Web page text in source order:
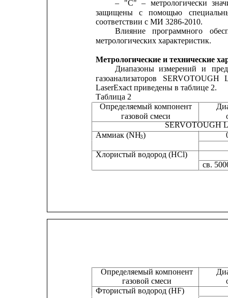
–
"С" – метрологически
защищены
с помощью
соответствии с МИ 3286-2010.
Влияние
программного
метрологических характеристик.
Метрологические и технические
Диапазоны измерений и
газоанализаторов
SERVOTOUGH
LaserExact приведены в таблице 2.
Таблица 2
Определяемый компонент
газовой смеси
SERVOTOUGH
Аммиак (NH3)
Хлористый водород (HCl)
св.
Определяемый компонент
газовой смеси
Фтористый водород (HF)